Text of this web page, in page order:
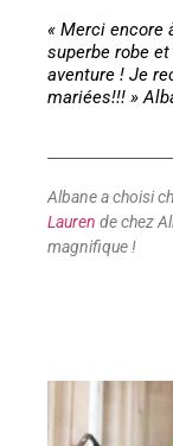
« Merci encore
superbe robe
aventure ! Je
mariées!!! »
Albane a choisi
Lauren de chez
magnifique !